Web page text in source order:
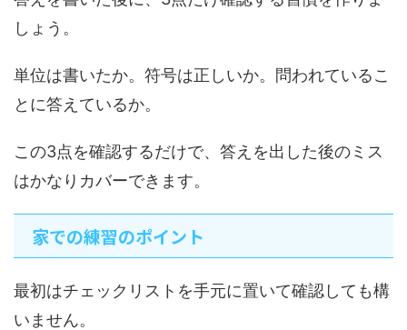
しょう。
単位は書いたか。符号は正しいか。問われているこ
とに答えているか。
この3点を確認するだけで、答えを出した後のミス
はかなりカバーできます。
家での練習のポイント
最初はチェックリストを手元に置いて確認しても構
いません。